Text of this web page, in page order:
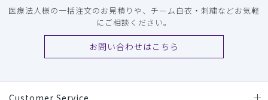
医療法人様の一括注文のお見積りや、チーム白衣・刺繍などお気軽
にご相談ください。
お問い合わせはこちら
Customer Service